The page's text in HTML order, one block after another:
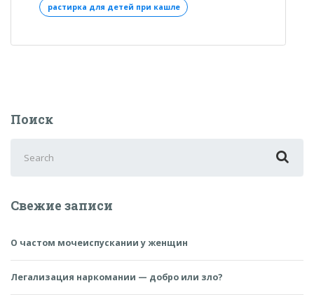
растирка для детей при кашле
Поиск
for:
Свежие записи
О частом мочеиспускании у женщин
Легализация наркомании — добро или зло?